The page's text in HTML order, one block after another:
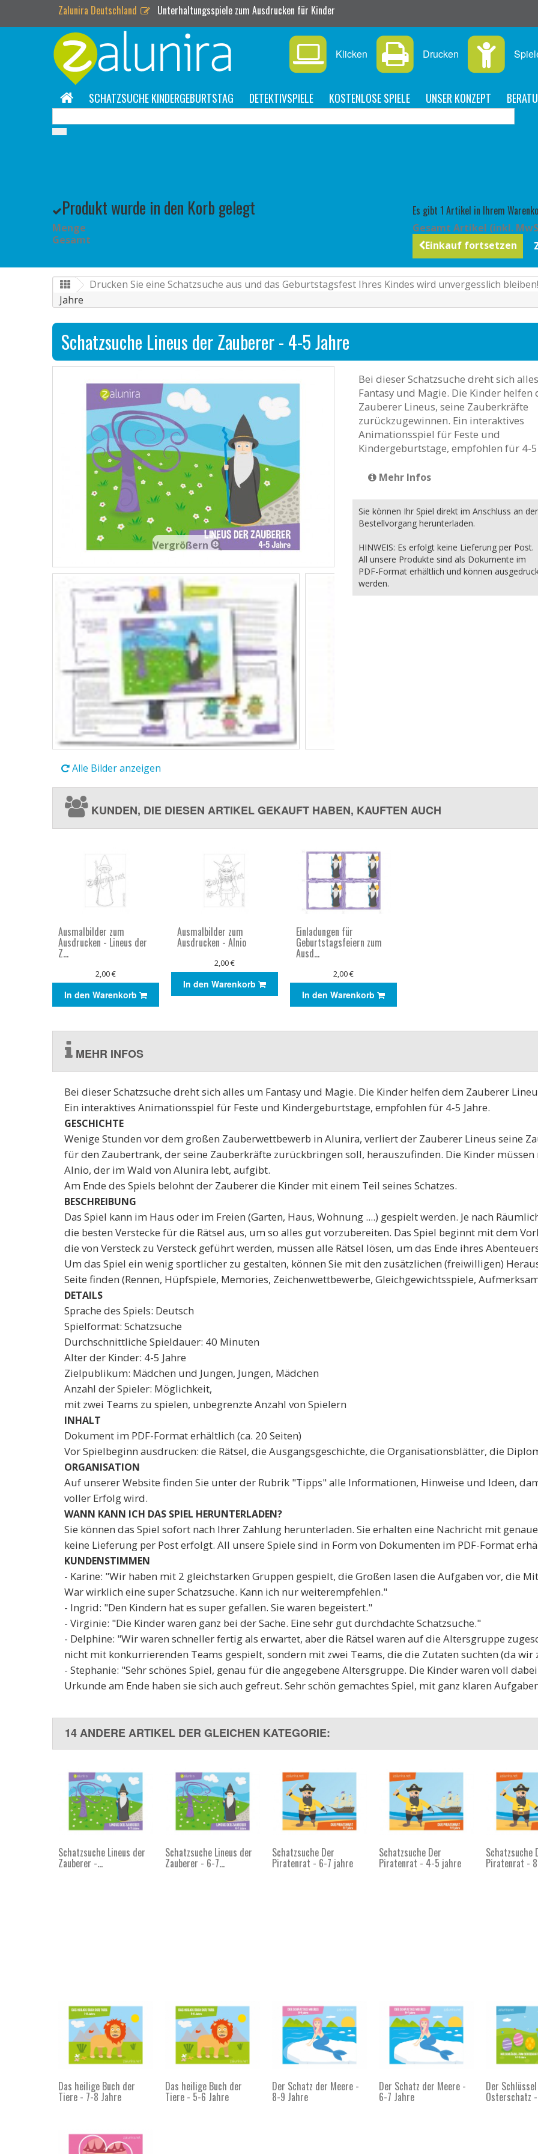
Zalunira Deutschland Unterhaltungsspiele zum Ausdrucken für Kinder
Klicken Drucken
SCHATZSUCHE KINDERGEBURTSTAG DETEKTIVSPIELE KOSTENLOSE SPIELE UNSER KONZEPT
Produkt wurde in den Korb gelegt
Menge
Gesamt
Es gibt 1 Artikel in Ihrem
Gesamt Artikel (inkl.
Einkauf fortsetzen
Drucken Sie eine Schatzsuche aus und das Geburtstagsfest Ihres Kindes wird unvergesslich bleiben!
Jahre
Schatzsuche Lineus der Zauberer - 4-5 Jahre
Vergrößern
Alle Bilder anzeigen
Bei dieser Schatzsuche dreht sich
Fantasy und Magie. Die Kinder helfen
Zauberer Lineus, seine Zauberkräfte
zurückzugewinnen. Ein interaktives
Animationsspiel für Feste und
Kindergeburtstage, empfohlen für 4-5
Mehr Infos
Sie können Ihr Spiel direkt im Anschluss an
Bestellvorgang herunterladen.
HINWEIS: Es erfolgt keine Lieferung per Post.
All unsere Produkte sind als Dokumente im
PDF-Format erhältlich und können
werden.
KUNDEN, DIE DIESEN ARTIKEL GEKAUFT HABEN, KAUFTEN AUCH
Ausmalbilder zum
Ausdrucken - Lineus der
Z...
2,00 €
In den Warenkorb
Ausmalbilder zum
Ausdrucken - Alnio
2,00 €
In den Warenkorb
Einladungen für
Geburtstagsfeiern zum
Ausd...
2,00 €
In den Warenkorb
MEHR INFOS
Bei dieser Schatzsuche dreht sich alles um Fantasy und Magie. Die Kinder helfen dem Zauberer
Ein interaktives Animationsspiel für Feste und Kindergeburtstage, empfohlen für 4-5 Jahre.
GESCHICHTE
Wenige Stunden vor dem großen Zauberwettbewerb in Alunira, verliert der Zauberer Lineus seine
für den Zaubertrank, der seine Zauberkräfte zurückbringen soll, herauszufinden. Die Kinder
Alnio, der im Wald von Alunira lebt, aufgibt.
Am Ende des Spiels belohnt der Zauberer die Kinder mit einem Teil seines Schatzes.
BESCHREIBUNG
Das Spiel kann im Haus oder im Freien (Garten, Haus, Wohnung ....) gespielt werden. Je nach
die besten Verstecke für die Rätsel aus, um so alles gut vorzubereiten. Das Spiel beginnt mit dem
die von Versteck zu Versteck geführt werden, müssen alle Rätsel lösen, um das Ende ihres
Um das Spiel ein wenig sportlicher zu gestalten, können Sie mit den zusätzlichen (freiwilligen)
Seite finden (Rennen, Hüpfspiele, Memories, Zeichenwettbewerbe, Gleichgewichtsspiele,
DETAILS
Sprache des Spiels: Deutsch
Spielformat: Schatzsuche
Durchschnittliche Spieldauer: 40 Minuten
Alter der Kinder: 4-5 Jahre
Zielpublikum: Mädchen und Jungen, Jungen, Mädchen
Anzahl der Spieler: Möglichkeit,
mit zwei Teams zu spielen, unbegrenzte Anzahl von Spielern
INHALT
Dokument im PDF-Format erhältlich (ca. 20 Seiten)
Vor Spielbeginn ausdrucken: die Rätsel, die Ausgangsgeschichte, die Organisationsblätter, die
ORGANISATION
Auf unserer Website finden Sie unter der Rubrik "Tipps" alle Informationen, Hinweise und Ideen,
voller Erfolg wird.
WANN KANN ICH DAS SPIEL HERUNTERLADEN?
Sie können das Spiel sofort nach Ihrer Zahlung herunterladen. Sie erhalten eine Nachricht mit
keine Lieferung per Post erfolgt. All unsere Spiele sind in Form von Dokumenten im PDF-Format
KUNDENSTIMMEN
- Karine: "Wir haben mit 2 gleichstarken Gruppen gespielt, die Großen lasen die Aufgaben vor, die
War wirklich eine super Schatzsuche. Kann ich nur weiterempfehlen."
- Ingrid: "Den Kindern hat es super gefallen. Sie waren begeistert."
- Virginie: "Die Kinder waren ganz bei der Sache. Eine sehr gut durchdachte Schatzsuche."
- Delphine: "Wir waren schneller fertig als erwartet, aber die Rätsel waren auf die Altersgruppe
nicht mit konkurrierenden Teams gespielt, sondern mit zwei Teams, die die Zutaten suchten (da
- Stephanie: "Sehr schönes Spiel, genau für die angegebene Altersgruppe. Die Kinder waren voll
Urkunde am Ende haben sie sich auch gefreut. Sehr schön gemachtes Spiel, mit ganz klaren
14 ANDERE ARTIKEL DER GLEICHEN KATEGORIE:
Schatzsuche Lineus der
Zauberer -...
Schatzsuche Lineus der
Zauberer - 6-7...
Schatzsuche Der
Piratenrat - 6-7 jahre
Schatzsuche Der
Piratenrat - 4-5 jahre
Schatzsuche
Piratenrat -
Das heilige Buch der
Tiere - 7-8 Jahre
Das heilige Buch der
Tiere - 5-6 Jahre
Der Schatz der Meere -
8-9 Jahre
Der Schatz der Meere -
6-7 Jahre
Der
Osterschatz